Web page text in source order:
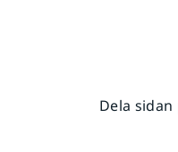
Dela sidan